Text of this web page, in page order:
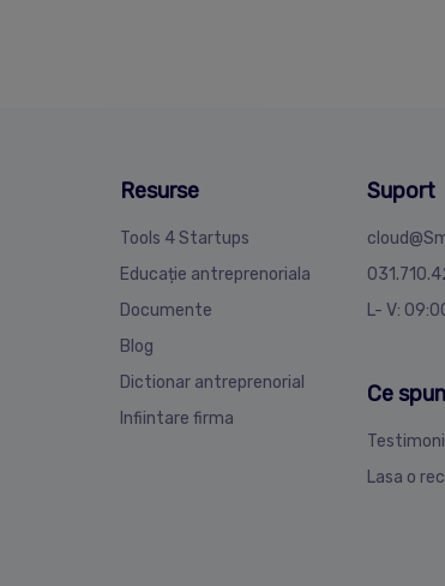
Resurse
Tools 4 Startups
Educație antreprenoriala
Documente
Blog
Dictionar antreprenorial
Infiintare firma
Suport
L- V:
Ce
Lasa o